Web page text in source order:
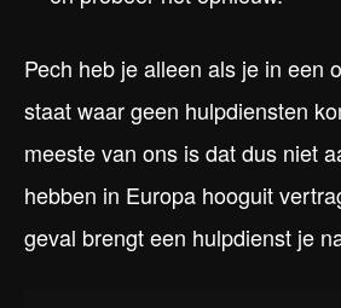
Pech heb je alleen als je in een
staat waar geen hulpdiensten
meeste van ons is dat dus niet
hebben in Europa hooguit
geval brengt een hulpdienst je